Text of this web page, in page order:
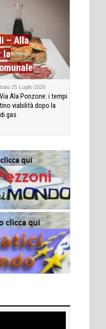
– Alla
la
25 Luglio 2026
Ala Ponzone: i tempi
viabilità dopo la
gas